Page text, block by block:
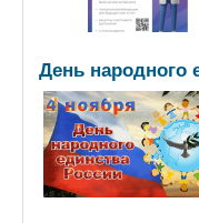
День народного